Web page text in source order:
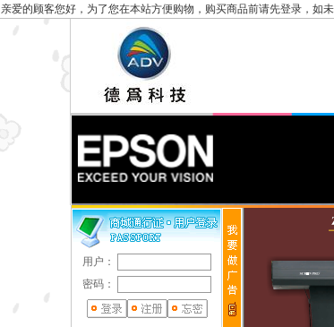
亲爱的顾客您好，为了您在本站方便购物，购买商品前请先登录 ，如
用户：
密码：